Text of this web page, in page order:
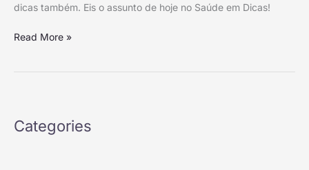
dicas também. Eis o assunto de hoje no Saúde em Dicas!
a
em
Read More »
Categories